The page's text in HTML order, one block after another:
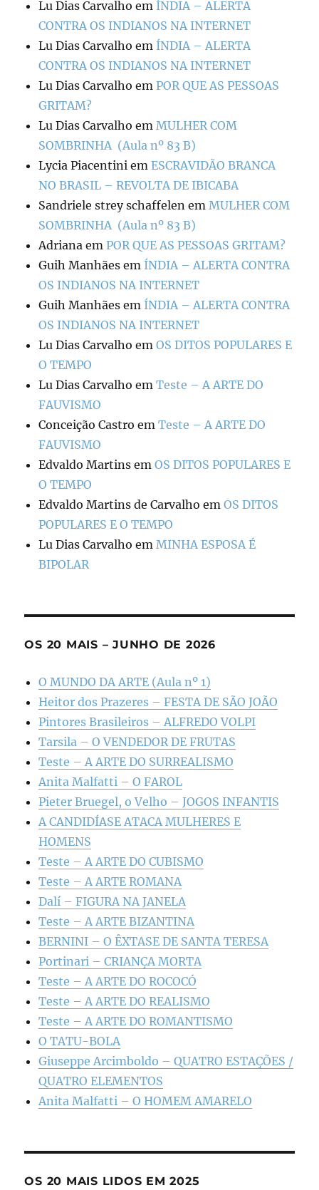
Lu Dias Carvalho em ÍNDIA – ALERTA
CONTRA OS INDIANOS NA INTERNET
Lu Dias Carvalho em ÍNDIA – ALERTA
CONTRA OS INDIANOS NA INTERNET
Lu Dias Carvalho emPOR QUE AS PESSOAS
GRITAM?
Lu Dias Carvalho emMULHER COM
SOMBRINHA (Aula nº 83 B)
Lycia Piacentini emESCRAVIDÃO BRANCA
NO BRASIL – REVOLTA DE IBICABA
Sandriele strey schaffelen emMULHER COM
SOMBRINHA (Aula nº 83 B)
Adriana emPOR QUE AS PESSOAS GRITAM?
Guih Manhães em ÍNDIA – ALERTA CONTRA
OS INDIANOS NA INTERNET
Guih Manhães em ÍNDIA – ALERTA CONTRA
OS INDIANOS NA INTERNET
Lu Dias Carvalho emOS DITOS POPULARES E
O TEMPO
Lu Dias Carvalho emTeste – A ARTE DO
FAUVISMO
Conceição Castro emTeste – A ARTE DO
FAUVISMO
Edvaldo Martins emOS DITOS POPULARES E
O TEMPO
Edvaldo Martins de Carvalho emOS DITOS
POPULARES E O TEMPO
Lu Dias Carvalho emMINHA ESPOSA É
BIPOLAR
OS 20 MAIS – JUNHO DE 2026
O MUNDO DA ARTE (Aula nº 1)
Heitor dos Prazeres – FESTA DE SÃO JOÃO
Pintores Brasileiros – ALFREDO VOLPI
Tarsila – O VENDEDOR DE FRUTAS
Teste – A ARTE DO SURREALISMO
Anita Malfatti – O FAROL
Pieter Bruegel, o Velho – JOGOS INFANTIS
A CANDIDÍASE ATACA MULHERES E
HOMENS
Teste – A ARTE DO CUBISMO
Teste – A ARTE ROMANA
Dalí – FIGURA NA JANELA
Teste – A ARTE BIZANTINA
BERNINI – O ÊXTASE DE SANTA TERESA
Portinari – CRIANÇA MORTA
Teste – A ARTE DO ROCOCÓ
Teste – A ARTE DO REALISMO
Teste – A ARTE DO ROMANTISMO
O TATU-BOLA
Giuseppe Arcimboldo – QUATRO ESTAÇÕES /
QUATRO ELEMENTOS
Anita Malfatti – O HOMEM AMARELO
OS 20 MAIS LIDOS EM 2025